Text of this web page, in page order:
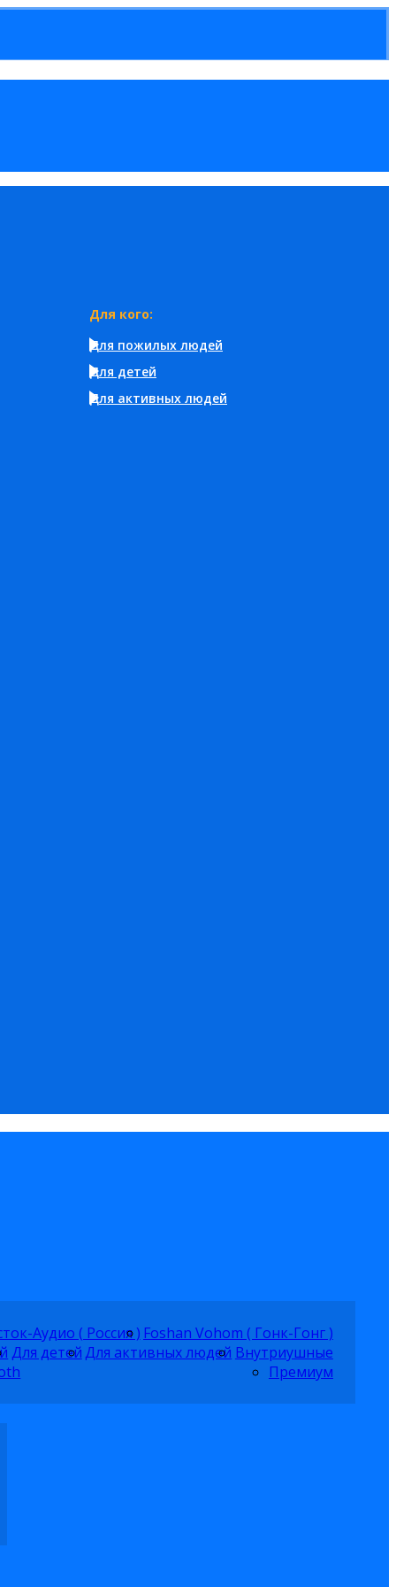
Для кого:
Для пожилых людей
Для детей
Для активных людей
Аудио ( Россия ) Foshan Vohom ( Гонк-Гонг )
Для детейДля активных людей Внутриушные
Премиум